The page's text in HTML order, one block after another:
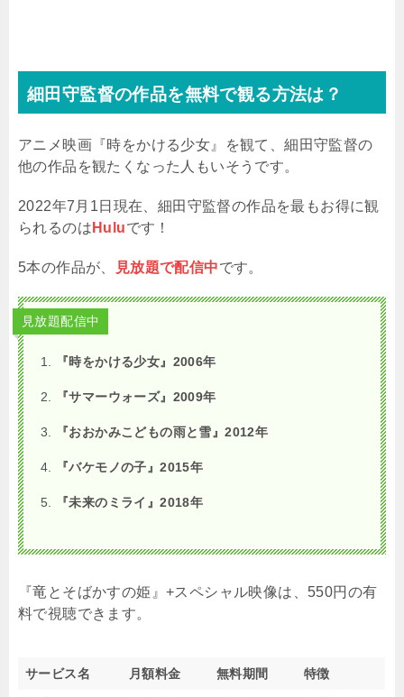
細田守監督の作品を無料で観る方法は？
アニメ映画『時をかける少女』を観て、細田守監督の
他の作品を観たくなった人もいそうです。
2022年7月1日現在、細田守監督の作品を最もお得に観
られるのは Huluです！
5本の作品が、 見放題で配信中です。
見放題配信中
『時をかける少女』2006年
『サマーウォーズ』2009年
『おおかみこどもの雨と雪』2012年
『バケモノの子』2015年
『未来のミライ』2018年
『竜とそばかすの姫』+スペシャル映像は、550円の有
料で視聴できます。
サービス名 月額料金 無料期間 特徴